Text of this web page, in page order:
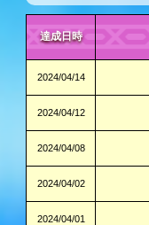
達成日時
2024/04/14
2024/04/12
2024/04/08
2024/04/02
2024/04/01